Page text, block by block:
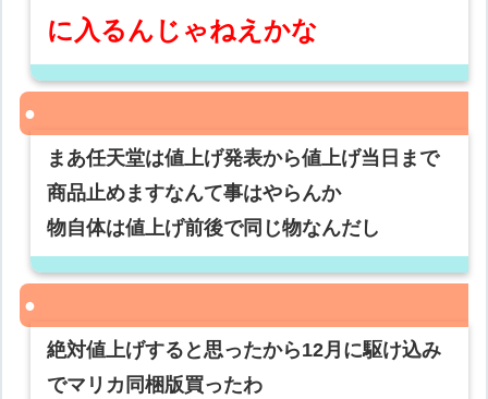
に入るんじゃねえかな
まあ任天堂は値上げ発表から値上げ当日まで
商品止めますなんて事はやらんか
物自体は値上げ前後で同じ物なんだし
絶対値上げすると思ったから12月に駆け込み
でマリカ同梱版買ったわ